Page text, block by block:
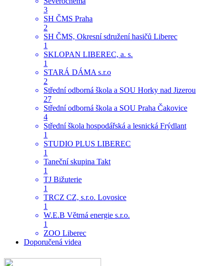
3
SH ČMS Praha
2
SH ČMS, Okresní sdružení hasičů Liberec
1
SKLOPAN LIBEREC, a. s.
1
STARÁ DÁMA s.r.o
2
Střední odborná škola a SOU Horky nad Jizerou
27
Střední odborná škola a SOU Praha Čakovice
4
Střední škola hospodářská a lesnická Frýdlant
1
STUDIO PLUS LIBEREC
1
Taneční skupina Takt
1
TJ Bižuterie
1
TRCZ CZ, s.r.o. Lovosice
1
W.E.B Větrná energie s.r.o.
1
ZOO Liberec
Doporučená videa